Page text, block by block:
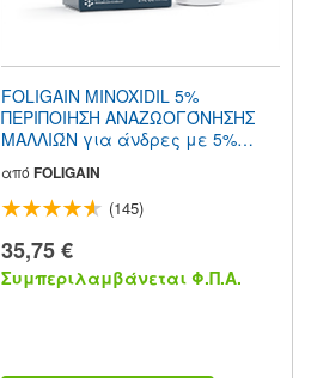
FOLIGAIN MINOXIDIL 5%
ΠΕΡΙΠΟΙΗΣΗ ΑΝΑΖΩΟΓΌΝΗΣΗΣ
ΜΑΛΛΙΏΝ για άνδρες με 5%
για 1 μήνα
από FOLIGAIN
(145)
35,75 €
Συμπεριλαμβάνεται Φ.Π.Α.